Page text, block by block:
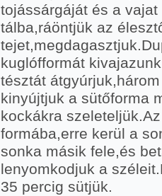
tojássárgáját és a
tálba,ráöntjük az
kuglófformát
tésztát
kinyújtjuk a sütőforma
kockákra
formába,erre kerül a
sonka másik fele,és
lenyomkodjuk a
35 percig sütjük.